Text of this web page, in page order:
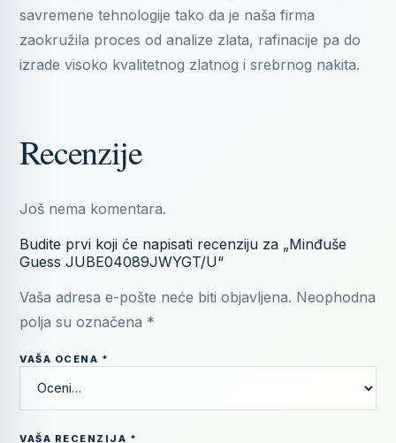
savremene tehnologije tako da je naša firma
zaokružila proces od analize zlata, rafinacije pa do
izrade visoko kvalitetnog zlatnog i srebrnog nakita.
Recenzije
Još nema komentara.
Budite prvi koji će napisati recenziju za „Minđuše
Guess JUBE04089JWYGT/U“
Vaša adresa e-pošte neće biti objavljena. Neophodna
polja su označena *
VAŠA OCENA *
VAŠA RECENZIJA *